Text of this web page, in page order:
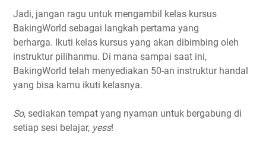
Jadi, jangan ragu untuk mengambil kelas kursus
BakingWorld sebagai langkah pertama yang
berharga. Ikuti kelas kursus yang akan dibimbing oleh
instruktur pilihanmu. Di mana sampai saat ini,
BakingWorld telah menyediakan 50-an instruktur handal
yang bisa kamu ikuti kelasnya.
So, sediakan tempat yang nyaman untuk bergabung di
setiap sesi belajar, yess!